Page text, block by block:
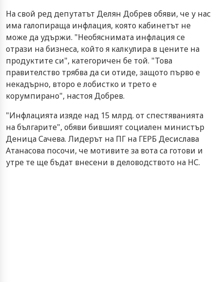
На свой ред депутатът Делян Добрев обяви, че у нас
има галопираща инфлация, която кабинетът не
може да удържи. "Необяснимата инфлация се
отрази на бизнеса, който я калкулира в цените на
продуктите си", категоричен бе той. "Това
правителство трябва да си отиде, защото първо е
некадърно, второ е лобистко и трето е
корумпирано", настоя Добрев.
"Инфлацията изяде над 15 млрд. от спестяванията
на българите", обяви бившият социален министър
Деница Сачева. Лидерът на ПГ на ГЕРБ Десислава
Атанасова посочи, че мотивите за вота са готови и
утре те ще бъдат внесени в деловодството на НС.